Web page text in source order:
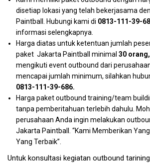
disetiap lokasi yang telah bekerjasama
Paintball. Hubungi kami di 0813-111-39-
informasi selengkapnya.
Harga diatas untuk ketentuan jumlah
paket Jakarta Paintball minimal 30 orang,
mengikuti event outbound dari
mencapai jumlah minimum, silahkan
0813-111-39-686.
Harga paket outbound training/team
tanpa pemberitahuan terlebih dahulu.
perusahaan Anda ingin melakukan
Jakarta Paintball. “Kami Memberikan
Yang Terbaik”.
Untuk konsultasi kegiatan outbound